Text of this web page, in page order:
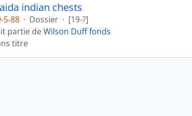
indian chests
5-88 · Dossier · [19-?]
partie deWilson Duff fonds
titre